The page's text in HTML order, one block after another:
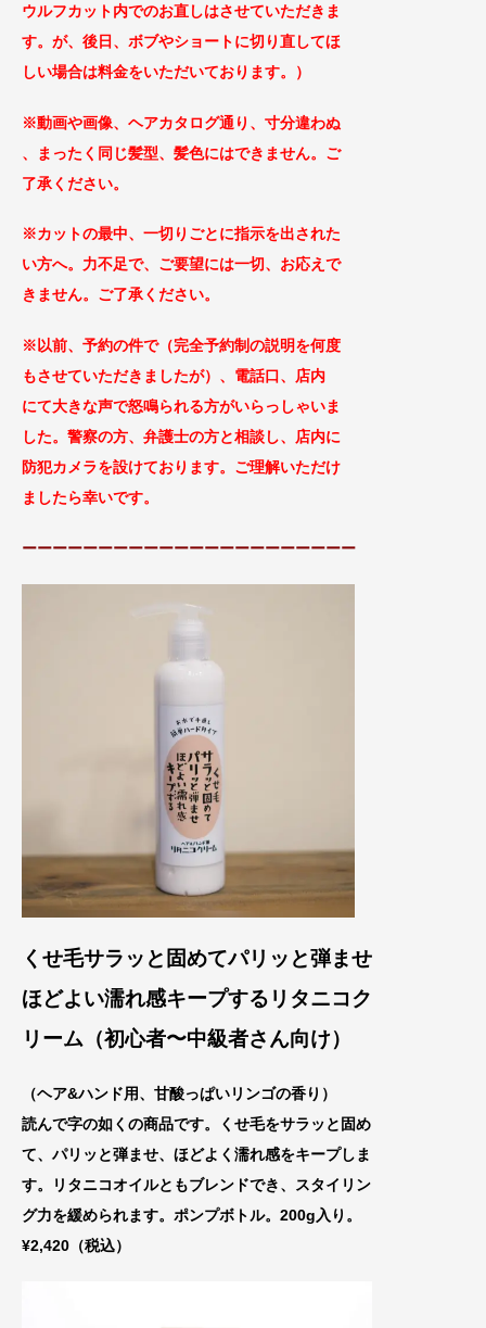
ウルフカット内でのお直しはさせていただきま
す。が、後日、ボブやショートに切り直してほ
しい場合は料金をいただいております。）
※動画や画像、ヘアカタログ通り、寸分違わぬ
、まったく同じ髪型、髪色にはできません。ご
了承ください。
※カットの最中、一切りごとに指示を出された
い方へ。力不足で、ご要望には一切、お応えで
きません。ご了承ください。
※以前、予約の件で（完全予約制の説明を何度
もさせていただきましたが）、 電話口、店内
にて大きな声で怒鳴られる方がいらっしゃいま
した。警察の方、弁護士の方と相談し、
店内に
防犯カメラを設けております。ご理解いただけ
ましたら幸いです。
ーーーーーーーーーーーーーーーーーーーーーー
くせ毛サラッと固めてパリッと弾ませ
ほどよい濡れ感キープするリタニコク
リーム（初心者〜中級者さん向け）
（ヘア&ハンド用、甘酸っぱいリンゴの香り）
読んで字の如くの商品です。くせ毛をサラッと固め
て、パリッと弾ませ、ほどよく濡れ感をキープしま
す。リタニコオイルともブレンドでき、スタイリン
グ力を緩められます。ポンプボトル。200g入り。
¥2,420（税込）